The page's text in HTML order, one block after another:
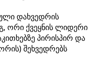
დახვედრის
ორი ქვეყნის ლიდერი
პირისპირ და
შეხვედრებს